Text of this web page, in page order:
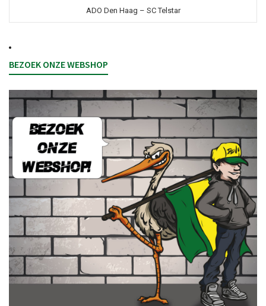
ADO Den Haag – SC Telstar
BEZOEK ONZE WEBSHOP